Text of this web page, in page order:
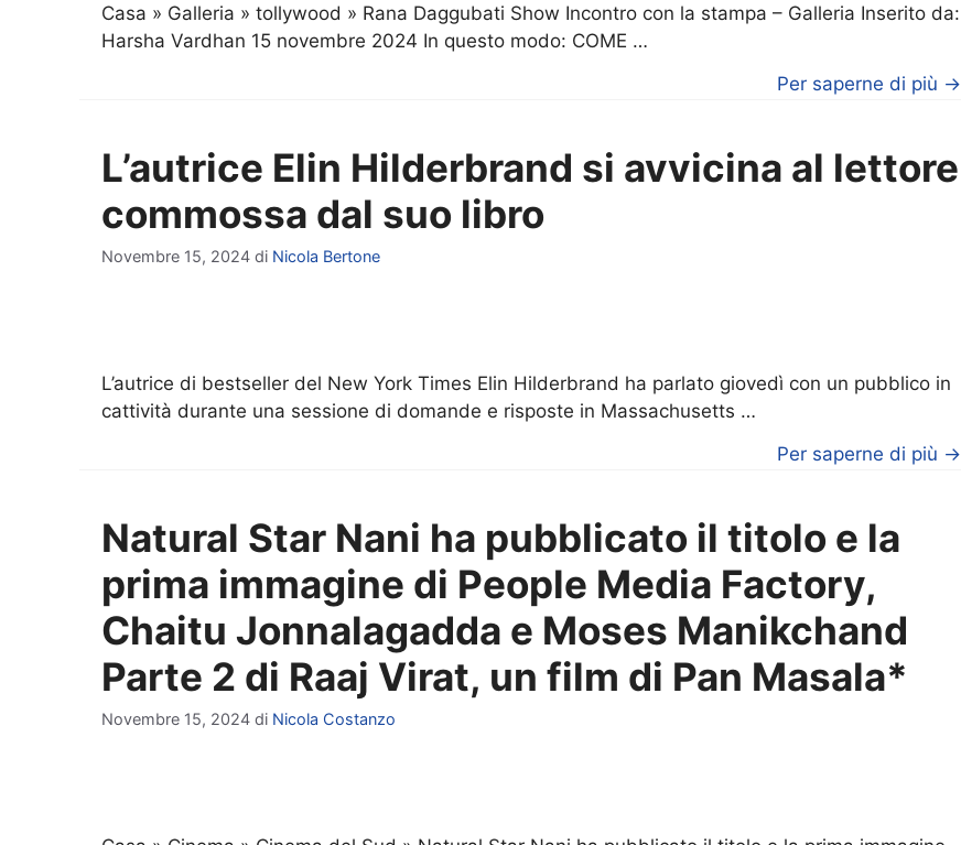
Casa » Galleria » tollywood » Rana Daggubati Show Incontro con la stampa – Galleria Inserito da:
Harsha Vardhan 15 novembre 2024 In questo modo: COME …
Per saperne di più →
L’autrice Elin Hilderbrand si avvicina al lettore
commossa dal suo libro
Novembre 15, 2024 di Nicola Bertone
L’autrice di bestseller del New York Times Elin Hilderbrand ha parlato giovedì con un pubblico in
cattività durante una sessione di domande e risposte in Massachusetts …
Per saperne di più →
Natural Star Nani ha pubblicato il titolo e la
prima immagine di People Media Factory,
Chaitu Jonnalagadda e Moses Manikchand
Parte 2 di Raaj Virat, un film di Pan Masala*
Novembre 15, 2024 di Nicola Costanzo